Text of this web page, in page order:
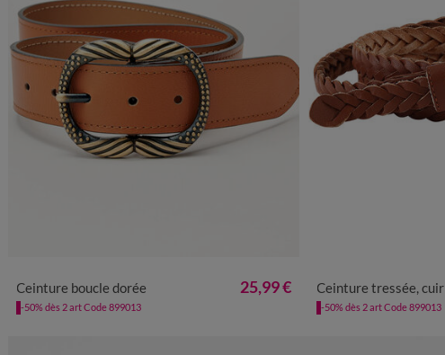
Ceinture boucle dorée 25,99 €
-50% dès 2 art Code 899013
Ceinture tressée, cuir
-50% dès 2 art Code 899013